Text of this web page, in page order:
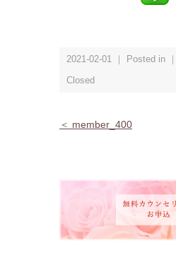
2021-02-01 ｜ Posted in ｜
Closed
＜ member_400